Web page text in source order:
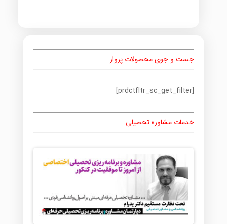
جست و جوی محصولات پرواز
[prdctfltr_sc_get_filter]
خدمات مشاوره تحصیلی